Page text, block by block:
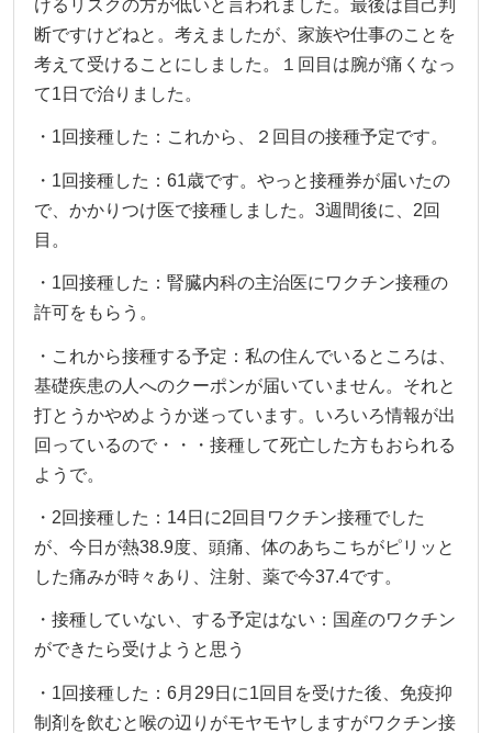
けるリスクの方が低いと言われました。最後は自己判
断ですけどねと。考えましたが、家族や仕事のことを
考えて受けることにしました。１回目は腕が痛くなっ
て1日で治りました。
・1回接種した：これから、２回目の接種予定です。
・1回接種した：61歳です。やっと接種券が届いたの
で、かかりつけ医で接種しました。3週間後に、2回
目。
・1回接種した：腎臓内科の主治医にワクチン接種の
許可をもらう。
・これから接種する予定：私の住んでいるところは、
基礎疾患の人へのクーポンが届いていません。それと
打とうかやめようか迷っています。いろいろ情報が出
回っているので・・・接種して死亡した方もおられる
ようで。
・2回接種した：14日に2回目ワクチン接種でした
が、今日が熱38.9度、頭痛、体のあちこちがピリッと
した痛みが時々あり、注射、薬で今37.4です。
・接種していない、する予定はない：国産のワクチン
ができたら受けようと思う
・1回接種した：6月29日に1回目を受けた後、免疫抑
制剤を飲むと喉の辺りがモヤモヤしますがワクチン接